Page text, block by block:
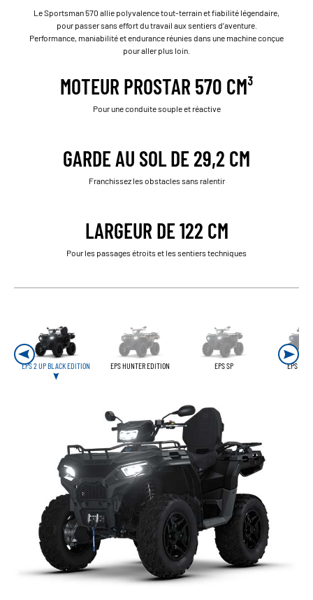
Le Sportsman 570 allie polyvalence tout-terrain et fiabilité légendaire,
pour passer sans effort du travail aux sentiers d’aventure.
Performance, maniabilité et endurance réunies dans une machine conçue
pour aller plus loin.
MOTEUR PROSTAR 570 CM³
Pour une conduite souple et réactive
GARDE AU SOL DE 29,2 CM
Franchissez les obstacles sans ralentir
LARGEUR DE 122 CM
Pour les passages étroits et les sentiers techniques
EPS 2 UP BLACK EDITION EPS HUNTER EDITION EPS SP EPS SP